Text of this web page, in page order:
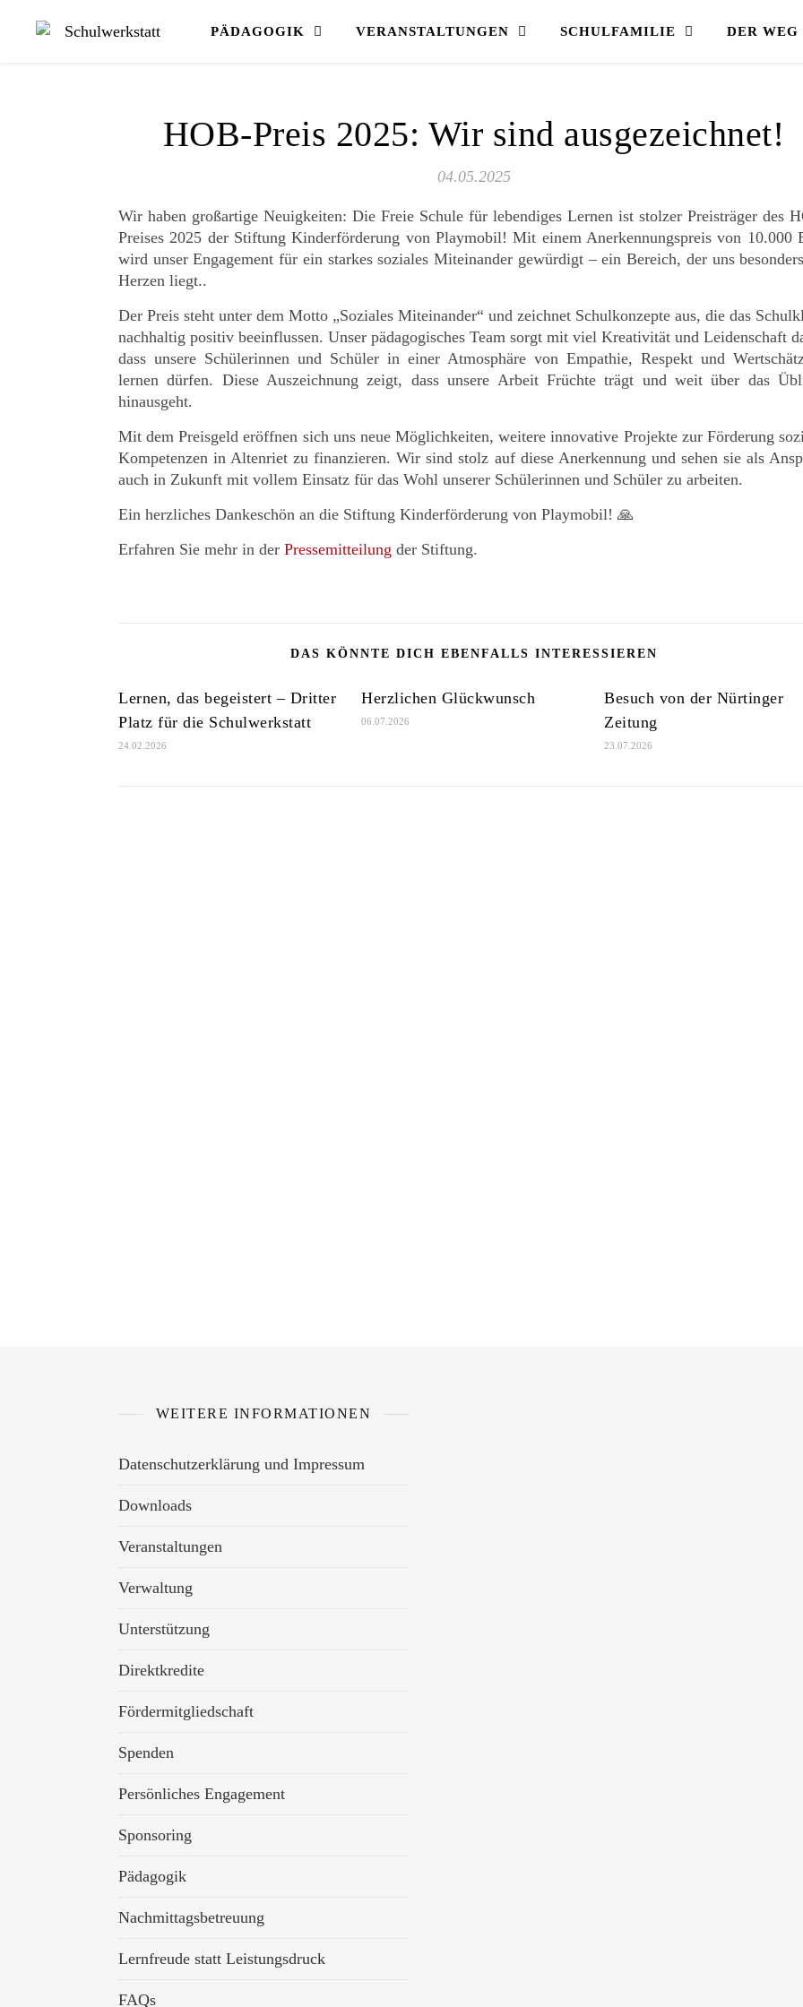
PÄDAGOGIK VERANSTALTUNGEN SCHULFAMILIE DER WEG
HOB-Preis 2025: Wir sind ausgezeichnet!
04.05.2025
Wir haben großartige Neuigkeiten: Die Freie Schule für lebendiges Lernen ist stolzer Preisträger des
Preises 2025 der Stiftung Kinderförderung von Playmobil! Mit einem Anerkennungspreis von 10.000
wird unser Engagement für ein starkes soziales Miteinander gewürdigt – ein Bereich, der uns
Herzen liegt..
Der Preis steht unter dem Motto „Soziales Miteinander“ und zeichnet Schulkonzepte aus, die das
nachhaltig positiv beeinflussen. Unser pädagogisches Team sorgt mit viel Kreativität und Leidenschaft
dass unsere Schülerinnen und Schüler in einer Atmosphäre von Empathie, Respekt und
lernen dürfen. Diese Auszeichnung zeigt, dass unsere Arbeit Früchte trägt und weit über das
hinausgeht.
Mit dem Preisgeld eröffnen sich uns neue Möglichkeiten, weitere innovative Projekte zur Förderung
Kompetenzen in Altenriet zu finanzieren. Wir sind stolz auf diese Anerkennung und sehen sie als
auch in Zukunft mit vollem Einsatz für das Wohl unserer Schülerinnen und Schüler zu arbeiten.
Ein herzliches Dankeschön an die Stiftung Kinderförderung von Playmobil! 🙏
Erfahren Sie mehr in der Pressemitteilung der Stiftung.
DAS KÖNNTE DICH EBENFALLS INTERESSIEREN
Lernen, das begeistert – Dritter
Platz für die Schulwerkstatt
24.02.2026
Herzlichen Glückwunsch
06.07.2026
Besuch von der Nürtinger
Zeitung
23.07.2026
WEITERE INFORMATIONEN
Datenschutzerklärung und Impressum
Downloads
Veranstaltungen
Verwaltung
Unterstützung
Direktkredite
Fördermitgliedschaft
Spenden
Persönliches Engagement
Sponsoring
Pädagogik
Nachmittagsbetreuung
Lernfreude statt Leistungsdruck
FAQs